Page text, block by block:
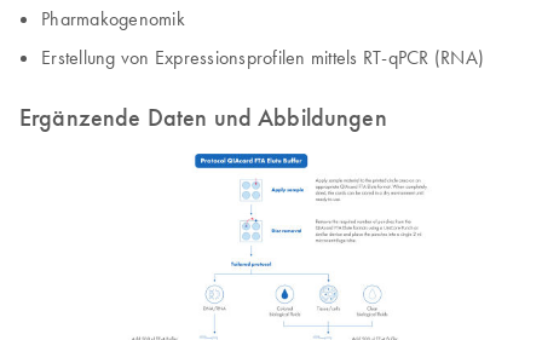
Pharmakogenomik
Erstellung von Expressionsprofilen mittels RT-qPCR (RNA)
Ergänzende Daten und Abbildungen